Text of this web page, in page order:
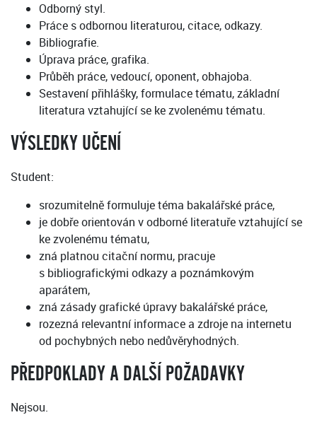
Odborný styl.
Práce s odbornou literaturou, citace, odkazy.
Bibliografie.
Úprava práce, grafika.
Průběh práce, vedoucí, oponent, obhajoba.
Sestavení přihlášky, formulace tématu, základní
literatura vztahující se ke zvolenému tématu.
VÝSLEDKY UČENÍ
Student:
srozumitelně formuluje téma bakalářské práce,
je dobře orientován v odborné literatuře vztahující se
ke zvolenému tématu,
zná platnou citační normu, pracuje
s bibliografickými odkazy a poznámkovým
aparátem,
zná zásady grafické úpravy bakalářské práce,
rozezná relevantní informace a zdroje na internetu
od pochybných nebo nedůvěryhodných.
PŘEDPOKLADY A DALŠÍ POŽADAVKY
Nejsou.